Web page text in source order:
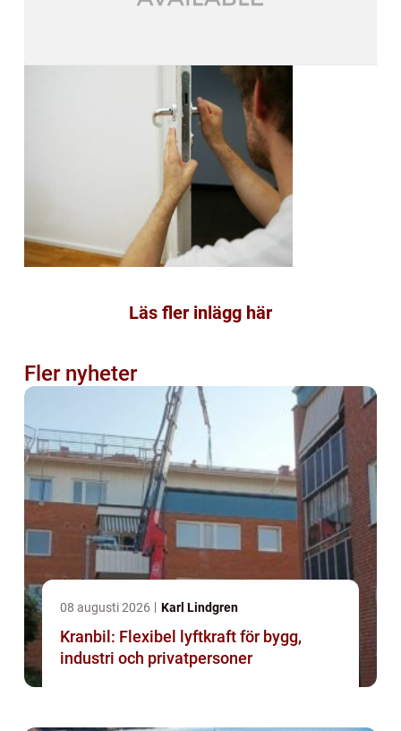
Läs fler inlägg här
Fler nyheter
08 augusti 2026 Karl Lindgren
Kranbil: Flexibel lyftkraft för bygg,
industri och privatpersoner